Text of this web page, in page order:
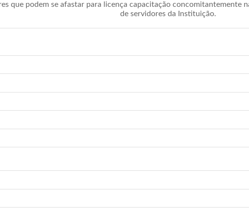
que podem se afastar para licença capacitação concomitantemente
de servidores da Instituição.